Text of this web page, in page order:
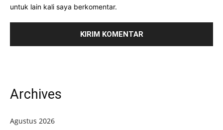
untuk lain kali saya berkomentar.
Archives
Agustus 2026